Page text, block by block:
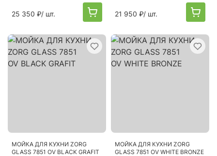
25 350 ₽/ шт. 21 950 ₽/ шт.
МОЙКА ДЛЯ КУХНИ ZORG
GLASS 7851 OV BLACK GRAFIT
МОЙКА ДЛЯ КУХНИ ZORG
GLASS 7851 OV WHITE BRONZE